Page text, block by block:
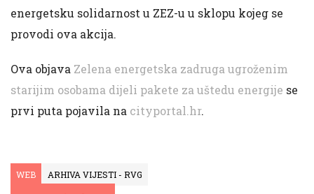
energetsku solidarnost u ZEZ-u u sklopu kojeg se
provodi ova akcija.
Ova objava Zelena energetska zadruga ugroženim
starijim osobama dijeli pakete za uštedu energije se
prvi puta pojavila na cityportal.hr.
WEB ARHIVA VIJESTI - RVG